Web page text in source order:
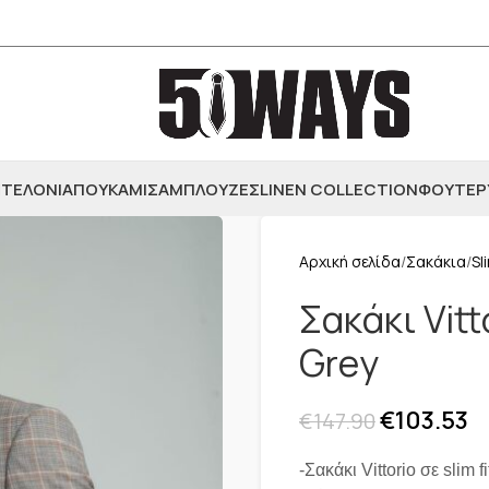
ΠΟΥΚΑΜΙΣΑΜΠΛΟΥΖΕΣLINEN COLLECTIONΦΟΥΤΕΡ
Αρχική σελίδα Σακάκια
Σακάκι
Grey
€147.90€103.53
-Σακάκι Vittorio σε slim